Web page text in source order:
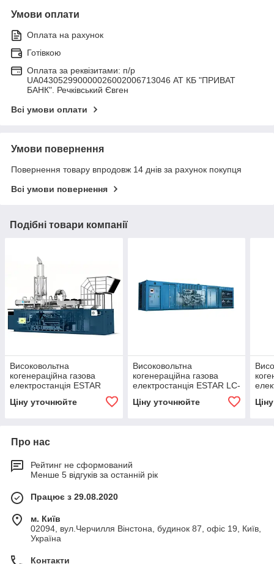
Умови оплати
Оплата на рахунок
Готівкою
Оплата за реквізитами: п/р
UA043052990000026002006713046 АТ КБ "ПРИВАТ
БАНК". Речківський Євген
Всі умови оплати
Умови повернення
Повернення товару впродовж 14 днів за рахунок покупця
Всі умови повернення
Подібні товари компанії
Високовольтна
когенераційна газова
електростанція ESTAR
PC-1250С OM-NG (6.3kV)
Ціну уточнюйте
Високовольтна
когенераційна газова
електростанція ESTAR LC-
Ціну уточнюйте
Про нас
Рейтинг не сформований
Менше 5 відгуків за останній рік
Працює з 29.08.2020
м. Київ
02094, вул.Черчилля Вінстона, будинок 87, офіс 19, Київ,
Україна
Контакти